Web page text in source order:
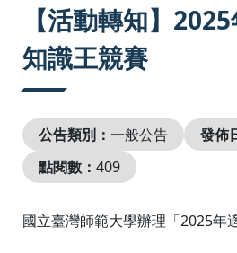
【活動轉知】
知識王競賽
公告類別： 一般公告 發佈
點閱數： 409
國立臺灣師範大學辦理「2025年